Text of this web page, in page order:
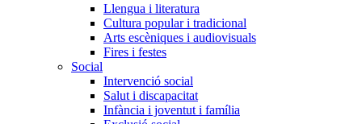
Llengua i literatura
Cultura popular i tradicional
Arts escèniques i audiovisuals
Fires i festes
Social
Intervenció social
Salut i discapacitat
Infància i joventut i família